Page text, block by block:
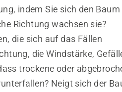
indem Sie sich den Baum
Richtung wachsen sie?
die sich auf das Fällen
die Windstärke,
trockene oder
Neigt sich der